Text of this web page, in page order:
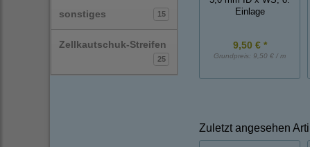
sonstiges 15
Zellkautschuk-Streifen
25
Einlage
9,50 € *
Grundpreis: 9,50 € / m
Zuletzt angesehen